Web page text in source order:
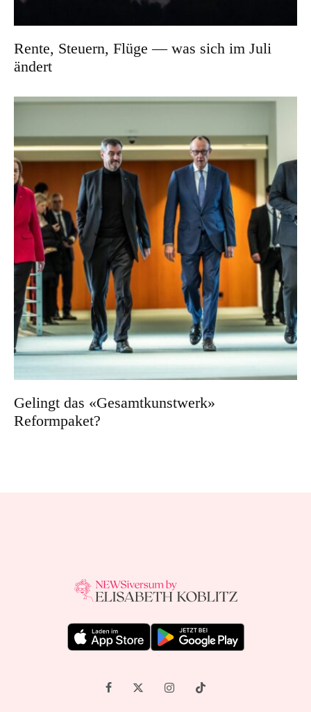
Rente, Steuern, Flüge — was sich im Juli
ändert
Gelingt das «Gesamtkunstwerk»
Reformpaket?